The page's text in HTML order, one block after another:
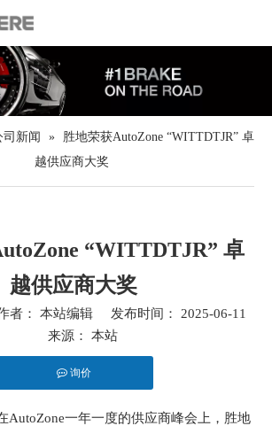
司新闻 »
胜地荣获AutoZone “WITTDTJR” 卓
越供应商大奖
“WITTDTJR” 卓
越供应商大奖
： 本站编辑 发布时间： 2025-06-11
来源： 本站
询价
AutoZone一年一度的供应商峰会上，胜地